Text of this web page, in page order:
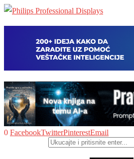
0 FacebookTwitterPinterestEmail